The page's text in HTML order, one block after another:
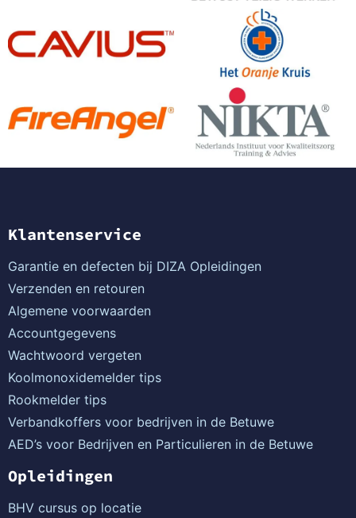
Klantenservice
Garantie en defecten bij DIZA Opleidingen
Verzenden en retouren
Algemene voorwaarden
Accountgegevens
Wachtwoord vergeten
Koolmonoxidemelder tips
Rookmelder tips
Verbandkoffers voor bedrijven in de Betuwe
AED’s voor Bedrijven en Particulieren in de Betuwe
Opleidingen
BHV cursus op locatie